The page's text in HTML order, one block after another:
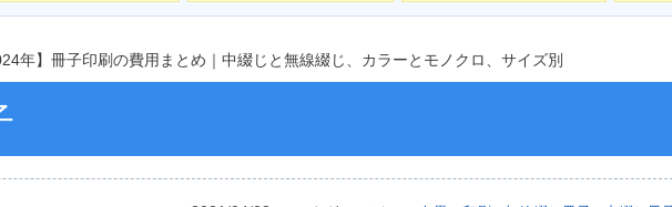
年】冊子印刷の費用まとめ｜中綴じと無線綴じ、カラーとモノクロ、サイズ別